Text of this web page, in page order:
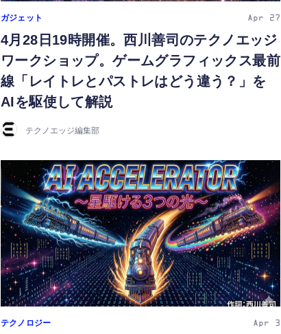
ガジェット Apr 27
4月28日19時開催。西川善司のテクノエッジ
ワークショップ。ゲームグラフィックス最前
線「レイトレとパストレはどう違う？」を
AIを駆使して解説
テクノエッジ編集部
テクノロジー Apr 3